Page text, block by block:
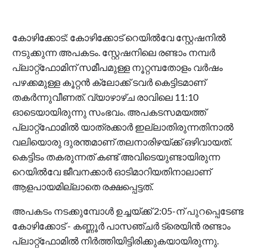
കോഴിക്കോട്: കോഴിക്കോട് റെയില്‍വേ സ്റ്റേഷനില്‍
നടുക്കുന്ന അപകടം. സ്റ്റേഷനിലെ രണ്ടാം നമ്പര്‍
പ്ലാറ്റ്ഫോമിന് സമീപമുള്ള നൂറ്റമ്പതോളം വര്‍ഷം
പഴക്കമുള്ള കൂറ്റന്‍ ക്ലോക്ക് ടവര്‍ കെട്ടിടമാണ്
തകര്‍ന്നുവീണത്. വ്യാഴാഴ്ച രാവിലെ 11:10
ഓടെയായിരുന്നു സംഭവം. അപകടസമയത്ത്
പ്ലാറ്റ്ഫോമില്‍ യാത്രക്കാര്‍ ഇല്ലാതിരുന്നതിനാല്‍
വലിയൊരു ദുരന്തമാണ് തലനാരിഴയ്ക്ക് ഒഴിവായത്.
കെട്ടിടം തകരുന്നത് കണ്ട് അവിടെയുണ്ടായിരുന്ന
റെയില്‍വേ ജീവനക്കാര്‍ ഓടിമാറിയതിനാലാണ്
ആളപായമില്ലാതെ രക്ഷപ്പെട്ടത്.
അപകടം നടക്കുമ്പോള്‍ ഉച്ചയ്ക്ക് 2:05-ന് പുറപ്പെടേണ്ട
കോഴിക്കോട് - കണ്ണൂര്‍ പാസഞ്ചര്‍ ട്രെയിന്‍ രണ്ടാം
പ്ലാറ്റ്ഫോമില്‍ നിര്‍ത്തിയിട്ടിരിക്കുകയായിരുന്നു.